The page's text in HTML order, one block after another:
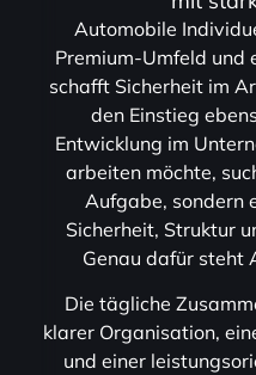
Automobile
Premium-Umfeld und
schafft Sicherheit im
den Einstieg
Entwicklung im
arbeiten möchte,
Aufgabe, sondern
Sicherheit, Struktur
Genau dafür steht
Die tägliche
klarer Organisation,
und einer